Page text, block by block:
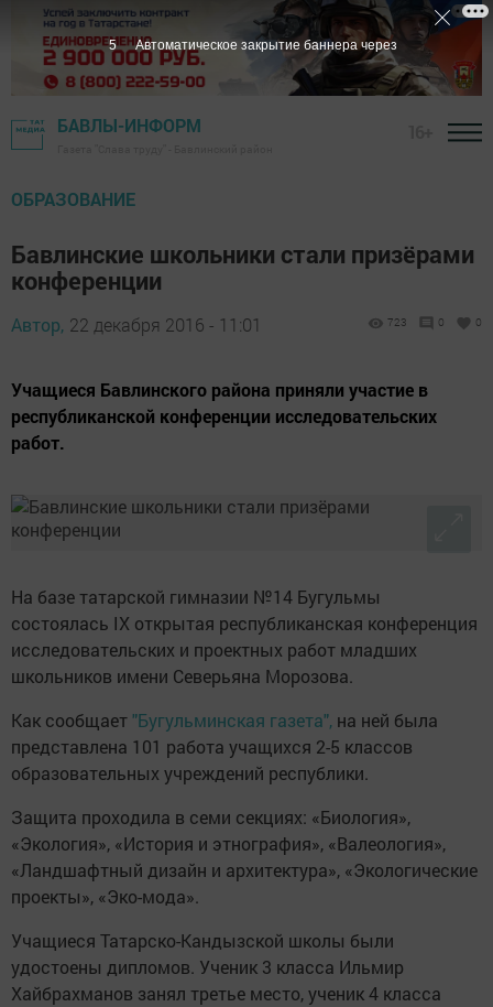
БАВЛЫ-ИНФОРМ
ОБРАЗОВАНИЕ
Бавлинские школьники стали призёрами
конференции
Автор, 22 декабря 2016 - 11:01 723 0 0
Учащиеся Бавлинского района приняли участие в
республиканской конференции исследовательских
работ.
На базе татарской гимназии №14 Бугульмы
состоялась IX открытая республиканская конференция
исследовательских и проектных работ младших
школьников имени Северьяна Морозова.
Как сообщает "Бугульминская газета", на ней была
представлена 101 работа учащихся 2-5 классов
образовательных учреждений республики.
Защита проходила в семи секциях: «Биология»,
«Экология», «История и этнография», «Валеология»,
«Ландшафтный дизайн и архитектура», «Экологические
проекты», «Эко-мода».
Учащиеся Татарско-Кандызской школы были
удостоены дипломов. Ученик 3 класса Ильмир
Хайбрахманов занял третье место, ученик 4 класса
4 Автоматическое закрытие баннера через